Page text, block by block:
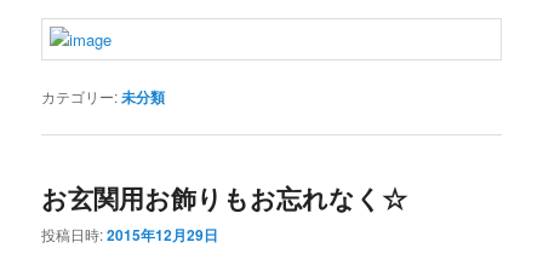
カテゴリー:未分類
お玄関用お飾りもお忘れなく☆
投稿日時:2015年12月29日